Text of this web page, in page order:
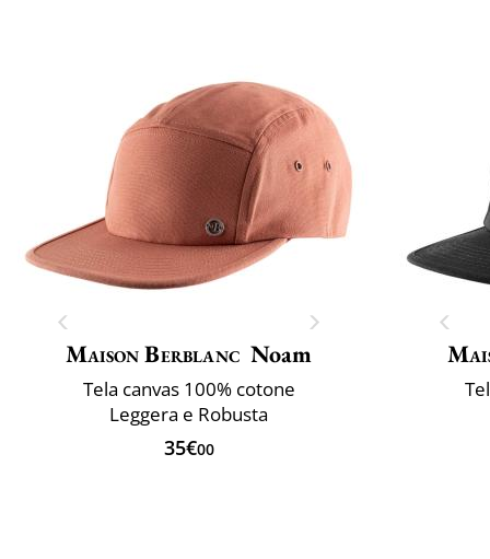
Maison Berblanc Noam
Tela canvas 100% cotone
Leggera e Robusta
35€00